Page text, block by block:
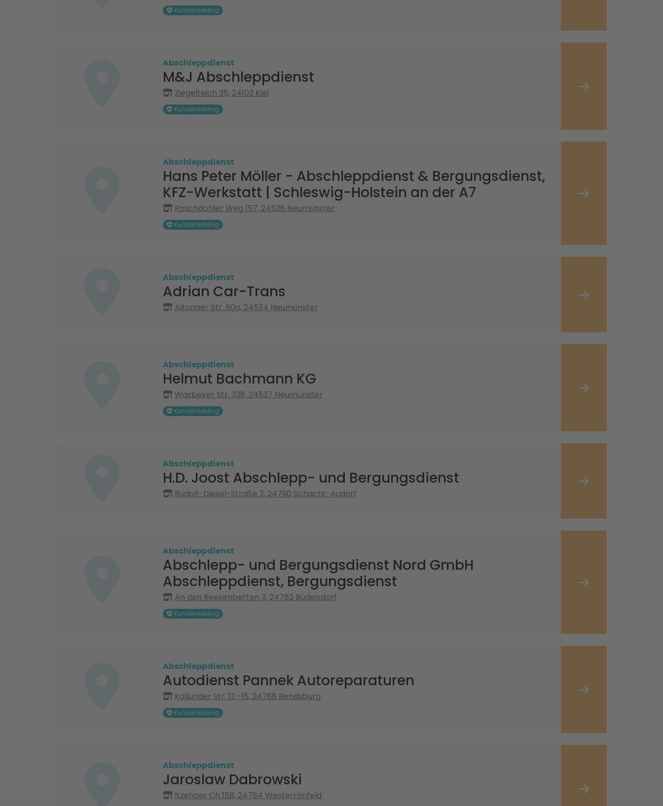
Kundenliebling
Abschleppdienst
M&J Abschleppdienst
Ziegelteich 35, 24103 Kiel
Kundenliebling
Abschleppdienst
Hans Peter Möller - Abschleppdienst & Bergungsdienst,
KFZ-Werkstatt | Schleswig-Holstein an der A7
Roschdohler Weg 157, 24536 Neumünster
Kundenliebling
Abschleppdienst
Adrian Car-Trans
Altonaer Str. 80a, 24534 Neumünster
Abschleppdienst
Helmut Bachmann KG
Wasbeker Str. 338, 24537 Neumünster
Kundenliebling
Abschleppdienst
H.D. Joost Abschlepp- und Bergungsdienst
Rudolf-Diesel-Straße 2, 24790 Schacht-Audorf
Abschleppdienst
Abschlepp- und Bergungsdienst Nord GmbH
Abschleppdienst, Bergungsdienst
An den Reesenbetten 3, 24782 Büdelsdorf
Kundenliebling
Abschleppdienst
Autodienst Pannek Autoreparaturen
Kollunder Str. 13 -15, 24768 Rendsburg
Kundenliebling
Abschleppdienst
Jaroslaw Dabrowski
Itzehoer Ch 158, 24784 Westerrönfeld